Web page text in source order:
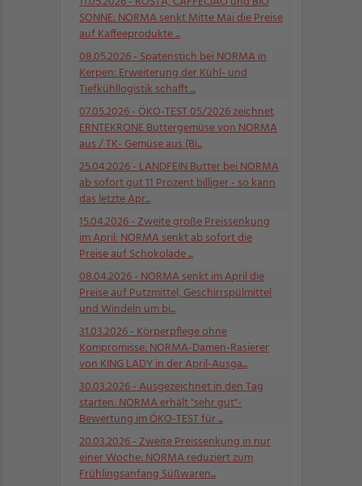
SONNE: NORMA senkt Mitte Mai die Preise
auf Kaffeeprodukte ...
08.05.2026- Spatenstich bei NORMA in
Kerpen: Erweiterung der Kühl- und
Tiefkühllogistik schafft ...
07.05.2026- ÖKO-TEST 05/2026 zeichnet
ERNTEKRONE Buttergemüse von NORMA
aus / TK- Gemüse aus (Bi...
25.04.2026- LANDFEIN Butter bei NORMA
ab sofort gut 11 Prozent billiger - so kann
das letzte Apr...
15.04.2026- Zweite große Preissenkung
im April: NORMA senkt ab sofort die
Preise auf Schokolade ...
08.04.2026- NORMA senkt im April die
Preise auf Putzmittel, Geschirrspülmittel
und Windeln um bi...
31.03.2026- Körperpflege ohne
Kompromisse: NORMA-Damen-Rasierer
von KING LADY in der April-Ausga...
30.03.2026- Ausgezeichnet in den Tag
starten: NORMA erhält "sehr gut"-
Bewertung im ÖKO-TEST für ...
20.03.2026- Zweite Preissenkung in nur
einer Woche: NORMA reduziert zum
Frühlingsanfang Süßwaren...